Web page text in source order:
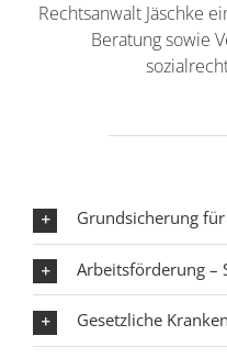
Rechtsanwalt Jäschke
Beratung sowie
Grundsicherung
Arbeitsförderung –
Gesetzliche